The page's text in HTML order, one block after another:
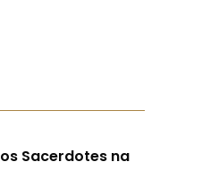
Sacerdotes na